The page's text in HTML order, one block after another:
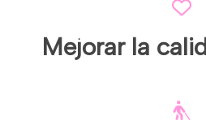
Mejorar la